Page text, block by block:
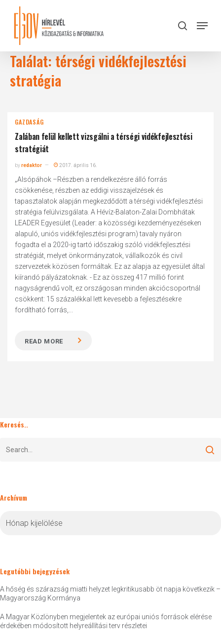
content
search
Menu
Találat: térségi vidékfejlesztési
stratégia
GAZDASÁG
Zalában felül kellett vizsgálni a térségi vidékfejlesztési
stratégiát
byredaktor 2017. április 16.
„Alsópáhok –Részben a rendelkezésre álló forrás
csökkenése, részben az eddigi visszajelzések és
tapasztalatok alapján megkezdődött a térségi vidékfejlesztési
stratégia felülvizsgálata. A Hévíz-Balaton-Zalai Dombhátak
LEADER Egyesület (Leader: a közösségi kezdeményezéseken
alapuló, uniós vidékfejlesztési program) tavaly nyáron
fogadta el a 2020-ig tartó időszakig szóló vidékfejlesztési
stratégiát, melyet önkormányzatok, vállalkozók és civil
szervezetek közösen formáltak. Ez az alapja az egyesület által
kiírandó pályázatoknak. - Ez az összeg 417 millió forint
nagyságrendű volt, ez országosan minden akciócsoportnál
csökkent: 15 százalékkal lett kevesebb a fejlesztésekre
fordítható forrás,...
READ MORE
Keresés..
Archívum
Legutóbbi bejegyzések
A hőség és szárazság miatti helyzet legkritikusabb öt napja következik –
Magyarország Kormánya
A Magyar Közlönyben megjelentek az európai uniós források elérése
érdekében módosított helyreállítási terv részletei
Close